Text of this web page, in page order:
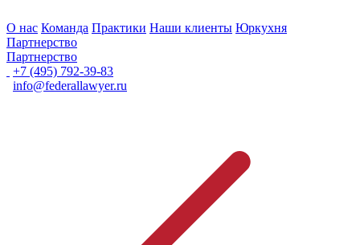
О нас Команда Практики Наши клиенты Юркухня
Партнерство
Партнерство
+7 (495) 792-39-83
info@federallawyer.ru